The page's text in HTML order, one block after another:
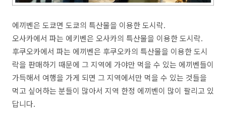
에끼벤은 도쿄면 도쿄의 특산물을 이용한 도시락.
오사카에서 파는 에키벤은 오사카의 특산물을 이용한 도시락.
후쿠오카에서 파는 에끼벤은 후쿠오카의 특산물을 이용한 도시
락을 판매하기 때문에 그 지역에 가야만 먹을 수 있는 에끼벤들이
가득해서 여행을 가게 되면 그 지역에서만 먹을 수 있는 것들을
먹고 싶어하는 분들이 많아서 지역 한정 에끼벤이 많이 팔리고 있
답니다.